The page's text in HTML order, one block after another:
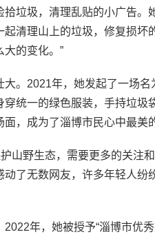
垃圾，清理乱贴的小广告。
清理山上的垃圾，修复损坏
的变化。”
。2021年，她发起了一场名
统一的绿色服装，手持垃
，成为了淄博市民心中最美
山野生态，需要更多的关注
了无数网友，许多年轻人
年，她被授予“淄博市优